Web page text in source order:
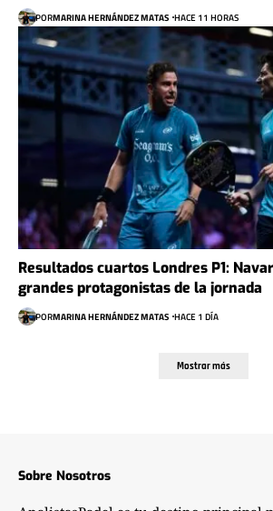
PORMARINA HERNÁNDEZ MATAS HACE 11 HORAS
Resultados cuartos Londres P1:
grandes protagonistas de la jornada
PORMARINA HERNÁNDEZ MATAS HACE 1 DÍA
Mostrar más
Sobre Nosotros